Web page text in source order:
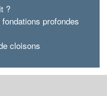
?
profondes
cloisons